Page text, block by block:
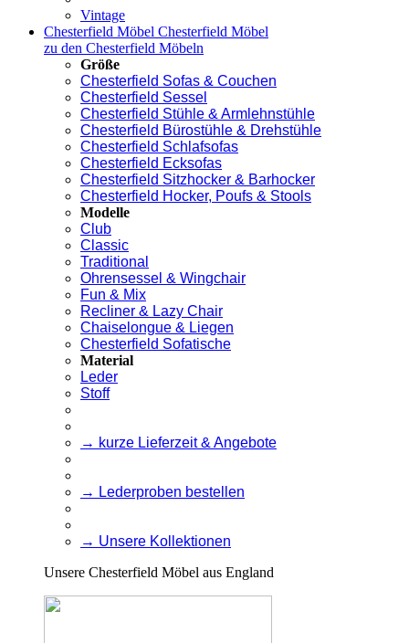
Vintage
Chesterfield Möbel Chesterfield Möbel
zu den Chesterfield Möbeln
Größe
Chesterfield Sofas & Couchen
Chesterfield Sessel
Chesterfield Stühle & Armlehnstühle
Chesterfield Bürostühle & Drehstühle
Chesterfield Schlafsofas
Chesterfield Ecksofas
Chesterfield Sitzhocker & Barhocker
Chesterfield Hocker, Poufs & Stools
Modelle
Club
Classic
Traditional
Ohrensessel & Wingchair
Fun & Mix
Recliner & Lazy Chair
Chaiselongue & Liegen
Chesterfield Sofatische
Material
Leder
Stoff
→ kurze Lieferzeit & Angebote
→ Lederproben bestellen
→ Unsere Kollektionen
Unsere Chesterfield Möbel aus England